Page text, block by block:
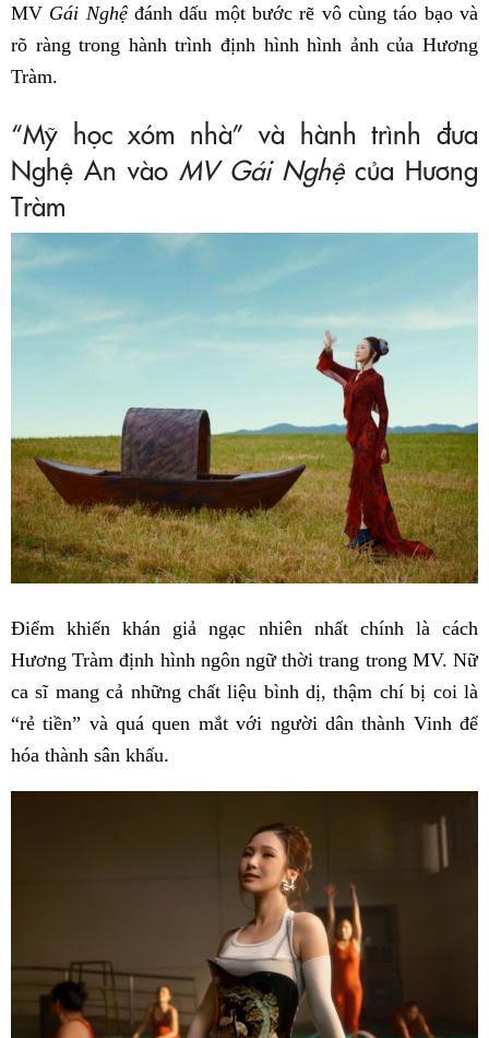
MV Gái Nghệđánh dấu một bước rẽ vô cùng táo bạo và
rõ ràng trong hành trình định hình hình ảnh của Hương
Tràm.
“Mỹ học xóm nhà” và hành trình đưa
Nghệ An vào MV Gái Nghệcủa Hương
Tràm
Điểm khiến khán giả ngạc nhiên nhất chính là cách
Hương Tràm định hình ngôn ngữ thời trang trong MV. Nữ
ca sĩ mang cả những chất liệu bình dị, thậm chí bị coi là
“rẻ tiền” và quá quen mắt với người dân thành Vinh để
hóa thành sân khấu.